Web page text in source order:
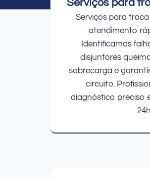
Serviços para
Serviços para
atendimento
Identificamos
disjuntores
sobrecarga e
circuito.
diagnóstico preciso